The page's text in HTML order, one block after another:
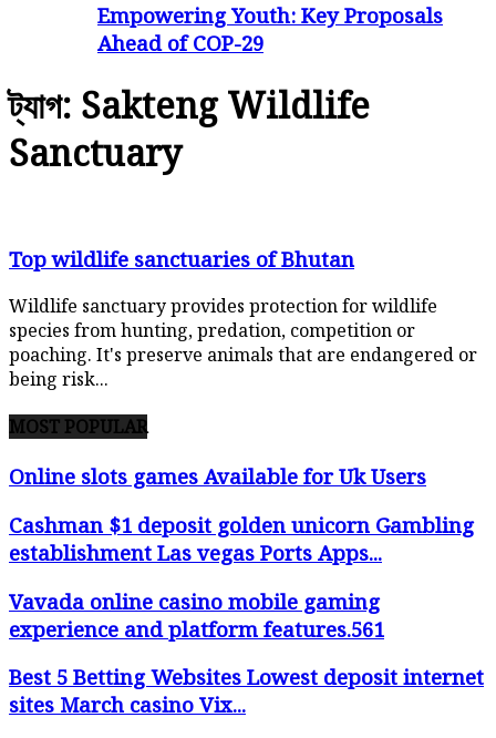
Empowering Youth: Key Proposals
Ahead of COP-29
ট্যাগ: Sakteng Wildlife
Sanctuary
Top wildlife sanctuaries of Bhutan
Wildlife sanctuary provides protection for wildlife
species from hunting, predation, competition or
poaching. It's preserve animals that are endangered or
being risk...
MOST POPULAR
Online slots games Available for Uk Users
Cashman $1 deposit golden unicorn Gambling
establishment Las vegas Ports Apps...
Vavada online casino mobile gaming
experience and platform features.561
Best 5 Betting Websites Lowest deposit internet
sites March casino Vix...